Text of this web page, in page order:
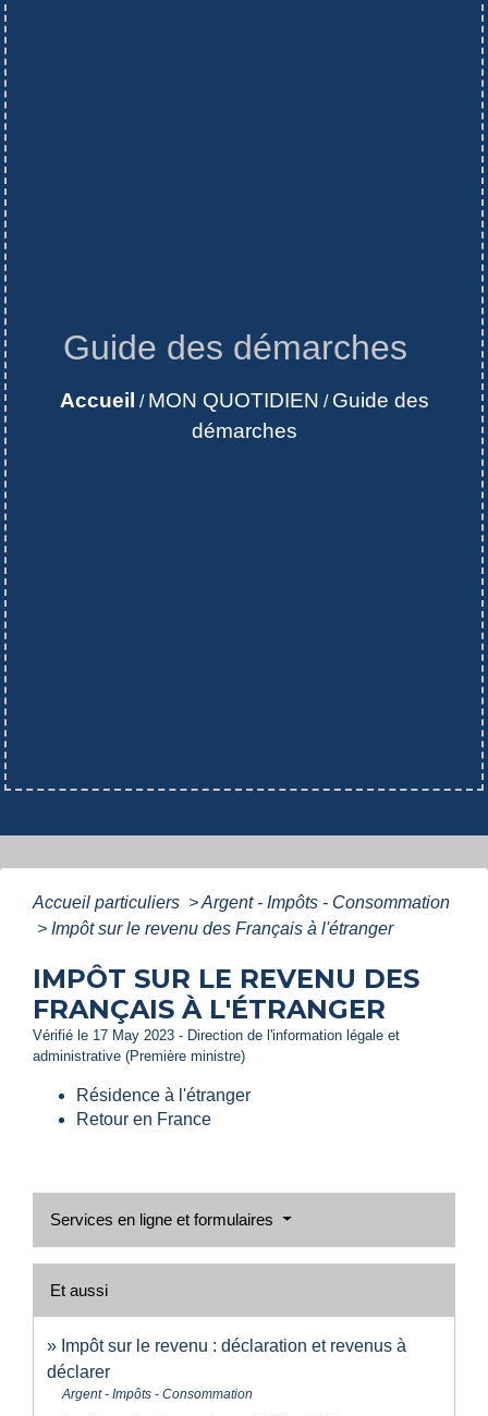
Guide des démarches
Accueil / MON QUOTIDIEN / Guide des
démarches
Accueil particuliers >Argent - Impôts - Consommation
> Impôt sur le revenu des Français à l'étranger
IMPÔT SUR LE REVENU DES
FRANÇAIS À L'ÉTRANGER
Vérifié le 17 May 2023 - Direction de l'information légale et
administrative (Première ministre)
Résidence à l'étranger
Retour en France
Services en ligne et formulaires
Et aussi
Impôt sur le revenu : déclaration et revenus à
déclarer
Argent - Impôts - Consommation